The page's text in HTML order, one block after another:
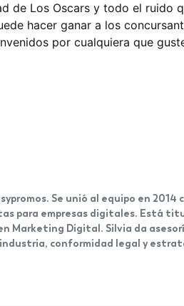
de Los Oscars y todo el ruido
hacer ganar a los
por cualquiera que
Se unió al equipo en 2014
para empresas digitales. Está
Marketing Digital. Silvia da
conformidad legal y